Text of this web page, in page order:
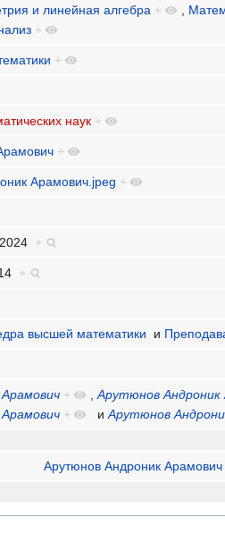
и линейная алгебра + ,
+
+
наук +
+
Арамович.jpeg +
+
+
высшей математики и
+ ,Арутюнов Андроник
+ иАрутюнов
Арутюнов Андроник Арамович